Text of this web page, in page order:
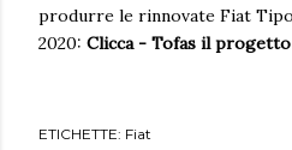
produrre le rinnovate Fiat
2020: Clicca - Tofas il
ETICHETTE: Fiat